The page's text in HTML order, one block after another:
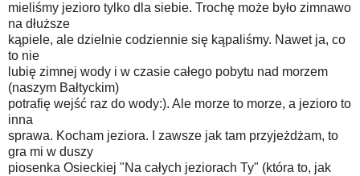
mieliśmy jezioro tylko dla siebie. Trochę może było zimnawo
na dłuższe
kąpiele, ale dzielnie codziennie się kąpaliśmy. Nawet ja, co
to nie
lubię zimnej wody i w czasie całego pobytu nad morzem
(naszym Bałtyckim)
potrafię wejść raz do wody:). Ale morze to morze, a jezioro to
inna
sprawa. Kocham jeziora. I zawsze jak tam przyjeżdżam, to
gra mi w duszy
piosenka Osieckiej "Na całych jeziorach Ty" (która to, jak